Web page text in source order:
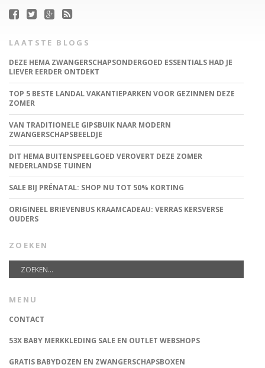
LAATSTE BLOGS
DEZE HEMA ZWANGERSCHAPSONDERGOED ESSENTIALS HAD JE
LIEVER EERDER ONTDEKT
TOP 5 BESTE LANDAL VAKANTIEPARKEN VOOR GEZINNEN DEZE
ZOMER
VAN TRADITIONELE GIPSBUIK NAAR MODERN
ZWANGERSCHAPSBEELDJE
DIT HEMA BUITENSPEELGOED VEROVERT DEZE ZOMER
NEDERLANDSE TUINEN
SALE BIJ PRÉNATAL: SHOP NU TOT 50% KORTING
ORIGINEEL BRIEVENBUS KRAAMCADEAU: VERRAS KERSVERSE
OUDERS
ZOEKEN
MENU
CONTACT
53X BABY MERKKLEDING SALE EN OUTLET WEBSHOPS
GRATIS BABYDOZEN EN ZWANGERSCHAPSBOXEN